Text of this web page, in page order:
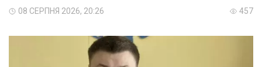
08 СЕРПНЯ 2026, 20:26 457